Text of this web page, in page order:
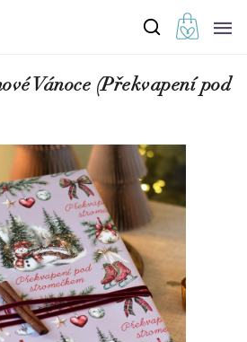
Vánoce (Překvapení pod